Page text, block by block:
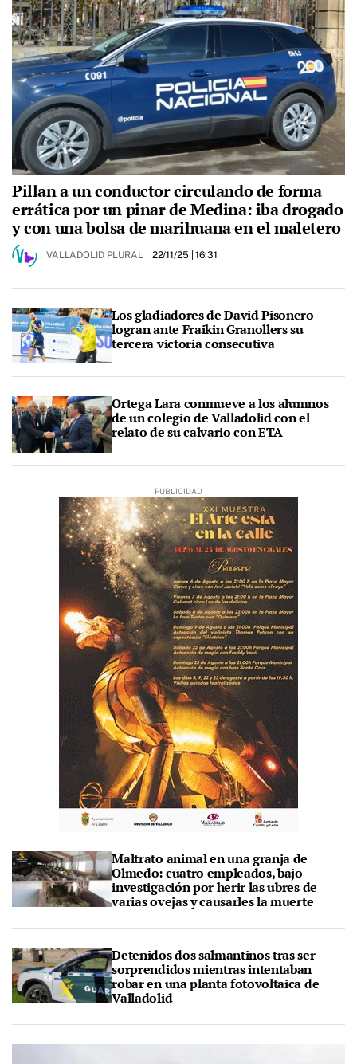
Pillan a un conductor circulando de forma
errática por un pinar de Medina: iba drogado
y con una bolsa de marihuana en el maletero
VALLADOLID PLURAL 22/11/25 | 16:31
Los gladiadores de David Pisonero
logran ante Fraikin Granollers su
tercera victoria consecutiva
Ortega Lara conmueve a los alumnos
de un colegio de Valladolid con el
relato de su calvario con ETA
Maltrato animal en una granja de
Olmedo: cuatro empleados, bajo
investigación por herir las ubres de
varias ovejas y causarles la muerte
Detenidos dos salmantinos tras ser
sorprendidos mientras intentaban
robar en una planta fotovoltaica de
Valladolid